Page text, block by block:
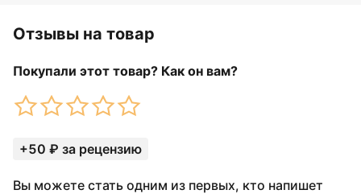
Отзывы на товар
Покупали этот товар? Как он вам?
+50 ₽ за рецензию
Вы можете стать одним из первых, кто напишет